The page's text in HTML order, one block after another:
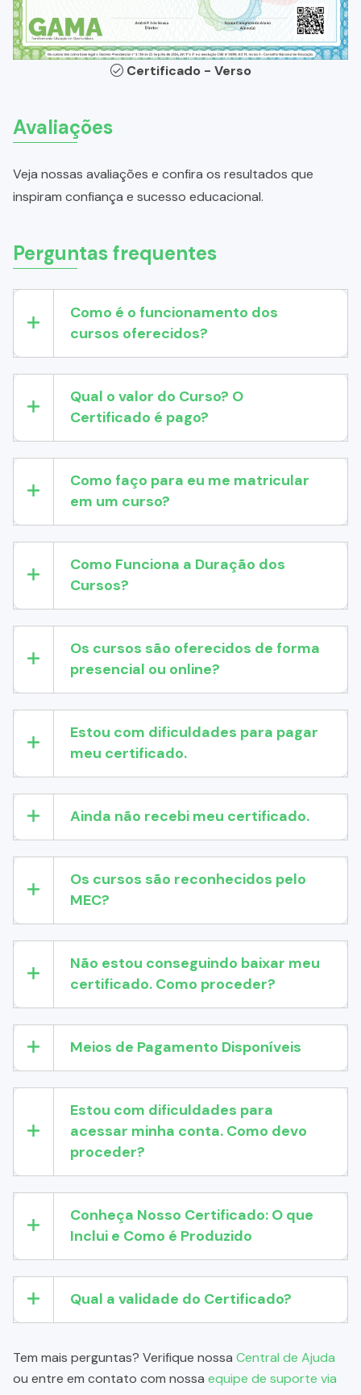
Certificado - Verso
Avaliações
Veja nossas avaliações e confira os resultados que
inspiram confiança e sucesso educacional.
Perguntas frequentes
Como é o funcionamento dos
cursos oferecidos?
Qual o valor do Curso? O
Certificado é pago?
Como faço para eu me matricular
em um curso?
Como Funciona a Duração dos
Cursos?
Os cursos são oferecidos de forma
presencial ou online?
Estou com dificuldades para pagar
meu certificado.
Ainda não recebi meu certificado.
Os cursos são reconhecidos pelo
MEC?
Não estou conseguindo baixar meu
certificado. Como proceder?
Meios de Pagamento Disponíveis
Estou com dificuldades para
acessar minha conta. Como devo
proceder?
Conheça Nosso Certificado: O que
Inclui e Como é Produzido
Qual a validade do Certificado?
Tem mais perguntas? Verifique nossa Central de Ajuda
ou entre em contato com nossa equipe de suporte via